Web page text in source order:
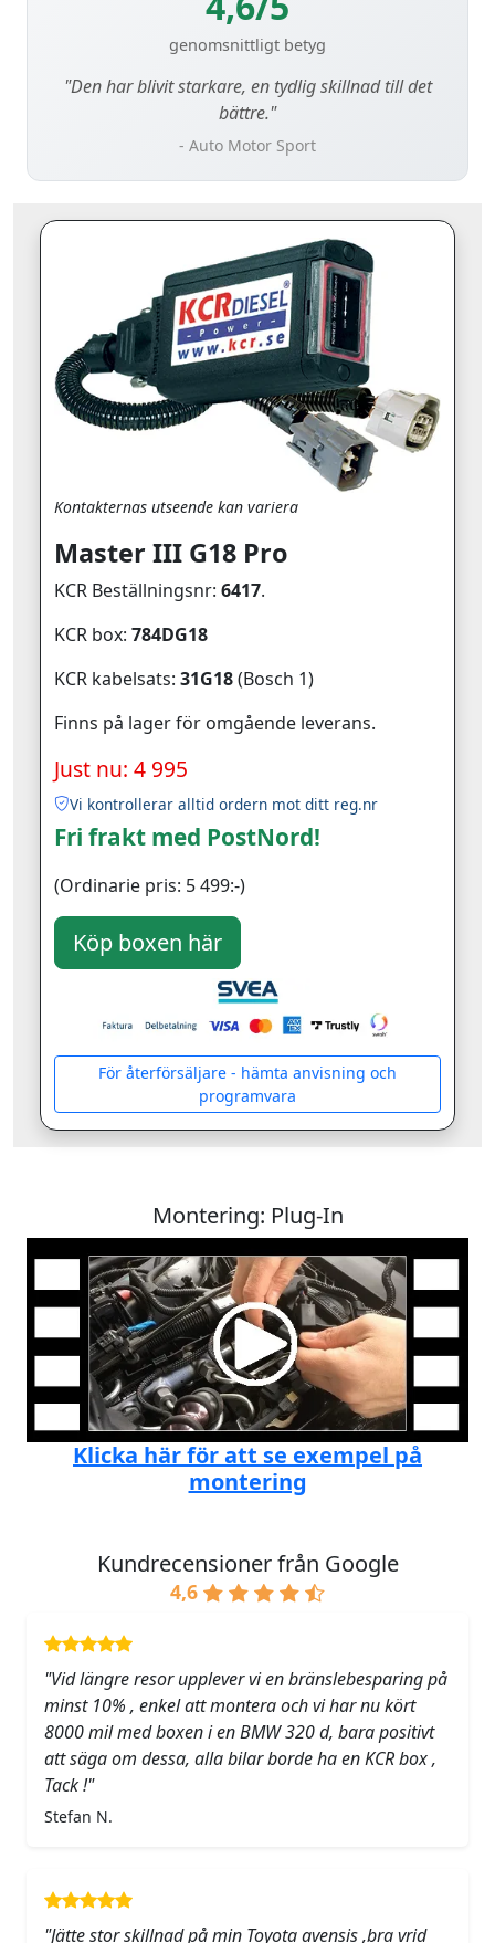
genomsnittligt betyg
"Den har blivit starkare, en tydlig skillnad till det
bättre."
- Auto Motor Sport
Kontakternas utseende kan variera
Master III G18 Pro
KCR Beställningsnr: 6417.
KCR box: 784DG18
KCR kabelsats: 31G18(Bosch 1)
Finns på lager för omgående leverans.
Just nu: 4 995
Vi kontrollerar alltid ordern mot ditt reg.nr
Fri frakt med PostNord!
(Ordinarie pris: 5 499:-)
För återförsäljare - hämta anvisning och
programvara
Montering: Plug-In
Klicka här för att se exempel på
montering
Kundrecensioner från Google
4,6
"Vid längre resor upplever vi en bränslebesparing på
minst 10% , enkel att montera och vi har nu kört
8000 mil med boxen i en BMW 320 d, bara positivt
att säga om dessa, alla bilar borde ha en KCR box ,
Tack !"
Stefan N.
"Jätte stor skillnad på min Toyota avensis ,bra vrid